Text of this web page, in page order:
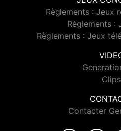
Règlements : Jeux
Règlements :
Règlements : Jeux
Clips
Contacter